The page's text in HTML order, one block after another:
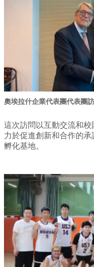
奧埃拉什企業代表團代表團
這次訪問以互動交流和
力於促進創新和合作的
孵化基地。